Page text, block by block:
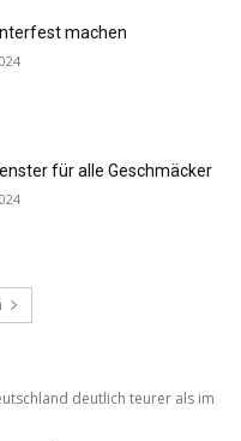
machen
für alle Geschmäcker